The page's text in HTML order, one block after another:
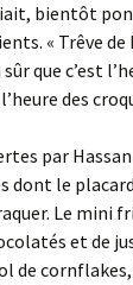
bientôt
« Trêve de
que c’est
des
par
dont le
Le mini
et de
de